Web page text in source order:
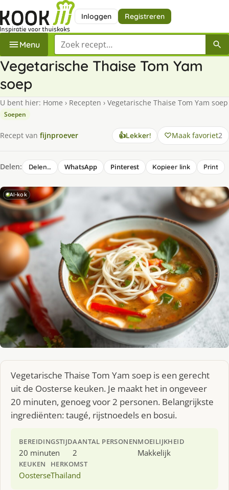
Inloggen Registreren
Menu Zoek een recept
Vegetarische Thaise Tom Yam
soep
U bent hier: Home › Recepten › Vegetarische Thaise Tom Yam soep
Soepen
Recept van fijnproever 👍Lekker! Maak favoriet2
Delen: Delen… WhatsApp Pinterest Kopieer link Print
AI-kok
Vegetarische Thaise Tom Yam soep is een gerecht
uit de Oosterse keuken. Je maakt het in ongeveer
20 minuten, genoeg voor 2 personen. Belangrijkste
ingrediënten: taugé, rijstnoedels en bosui.
BEREIDINGSTIJD
20 minuten
AANTAL PERSONEN
2
MOEILIJKHEID
Makkelijk
KEUKEN
Oosterse
HERKOMST
Thailand